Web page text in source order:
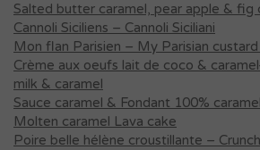
Salted butter caramel, pear apple & fig
Cannoli Siciliens – Cannoli Siciliani
Mon flan Parisien – My Parisian
Crème aux oeufs lait de coco &
milk & caramel
Sauce caramel & Fondant 100%
Molten caramel Lava cake
Poire belle hélène croustillante –